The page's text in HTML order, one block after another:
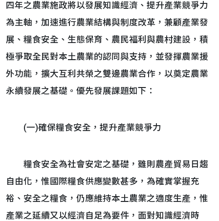
四年之農業施政將以發展知識經濟、提升產業競爭力
為主軸，加速進行農業結構與制度改革，兼顧產業發
展、糧食安全、生態保育、農民福利與農村建設，積
極爭取全民對本土農業的認同與支持，並發揮農業援
外功能，擴大互利共榮之雙邊農業合作，以奠定農業
永續發展之基礎。優先發展課題如下：
(一)確保糧食安全，提升產業競爭力
糧食安全為社會安定之基礎，雖則農產貿易日趨
自由化，惟國際糧食供應變數甚多，為確實掌握充
裕、安全之糧食，仍應維持本土農業之適度生產，惟
產業之延續又以經濟自足為要件，面對知識經濟時